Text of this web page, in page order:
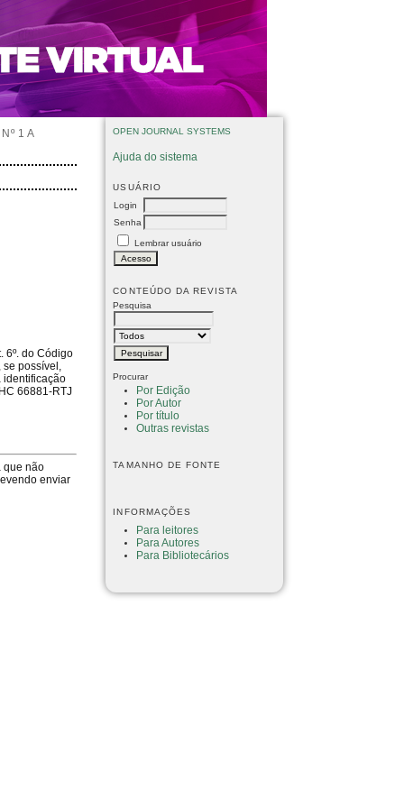
OPEN JOURNAL SYSTEMS
Ajuda do sistema
USUÁRIO
Login
Senha
Lembrar usuário
CONTEÚDO DA REVISTA
Pesquisa
Procurar
Por Edição
Por Autor
Por título
Outras revistas
TAMANHO DE FONTE
INFORMAÇÕES
Para leitores
Para Autores
Para Bibliotecários
1 A
6º. do Código
possível,
identificação
66881-RTJ
que não
enviar